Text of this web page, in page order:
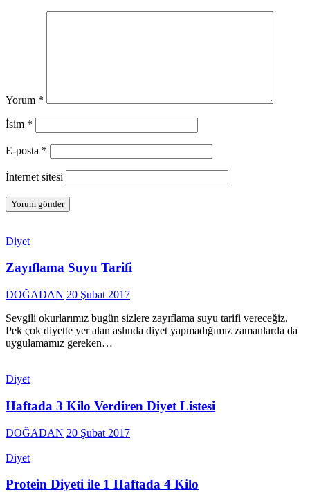
Yorum *
İsim *
E-posta *
İnternet sitesi
Diyet
Zayıflama Suyu Tarifi
DOĞADAN 20 Şubat 2017
Sevgili okurlarımız bugün sizlere zayıflama suyu tarifi vereceğiz.
Pek çok diyette yer alan aslında diyet yapmadığımız zamanlarda da
uygulamamız gereken…
Diyet
Haftada 3 Kilo Verdiren Diyet Listesi
DOĞADAN 20 Şubat 2017
Diyet
Protein Diyeti ile 1 Haftada 4 Kilo